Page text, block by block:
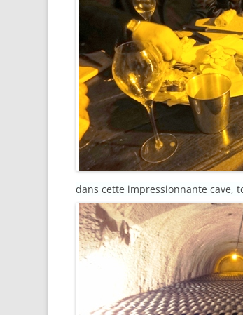
dans cette impressionnante cave,